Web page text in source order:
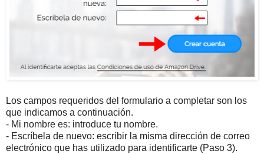
Los campos requeridos del formulario a completar son los
que indicamos a continuación.
- Mi nombre es: introduce tu nombre.
- Escríbela de nuevo: escribir la misma dirección de correo
electrónico que has utilizado para identificarte (Paso 3).